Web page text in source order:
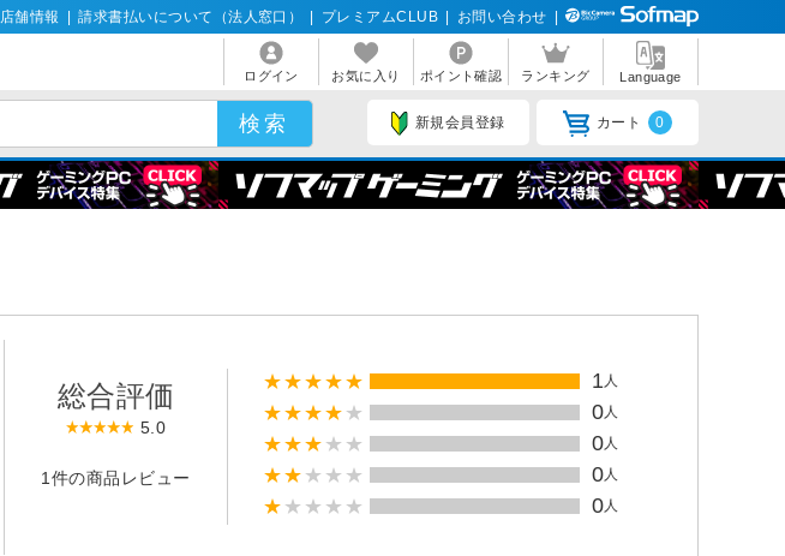
店舗情報 請求書払いについて（法人窓口） プレミアムCLUB お問い合わせ
ログイン お気に入り ポイント確認 ランキング Language
新規会員登録 カート 0
総合評価
5.0
1件の商品レビュー
1人
0人
0人
0人
0人